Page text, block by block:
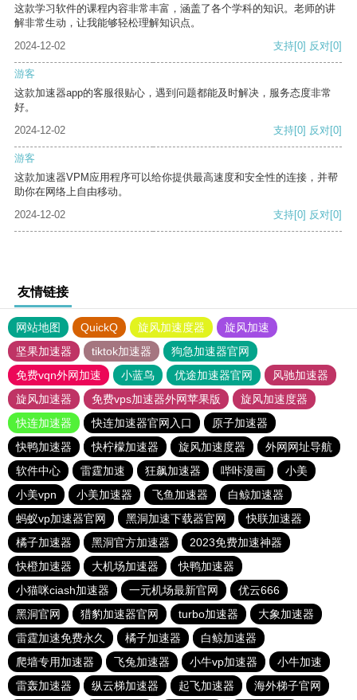
这款学习软件的课程内容非常丰富，涵盖了各个学科的知识。老师的讲
解非常生动，让我能够轻松理解知识点。
2024-12-02
支持[0] 反对[0]
游客
这款加速器app的客服很贴心，遇到问题都能及时解决，服务态度非常
好。
2024-12-02
支持[0] 反对[0]
游客
这款加速器VPM应用程序可以给你提供最高速度和安全性的连接，并帮
助你在网络上自由移动。
2024-12-02
支持[0] 反对[0]
友情链接
网站地图 QuickQ 旋风加速度器
旋风加速
坚果加速器
tiktok加速器
狗急加速器官网
免费vqn外网加速
小蓝鸟 优途加速器官网
风驰加速器
旋风加速器
免费vps加速器外网苹果版
旋风加速度器
快连加速器
快连加速器官网入口
原子加速器
快鸭加速器
快柠檬加速器 旋风加速度器
外网网址导航
软件中心
雷霆加速 狂飙加速器 哔咔漫画
小美
小美vpn
小美加速器 飞鱼加速器
白鲸加速器
蚂蚁vp加速器官网
黑洞加速下载器官网
快联加速器
橘子加速器
黑洞官方加速器
2023免费加速神器
快橙加速器
大机场加速器
快鸭加速器
小猫咪ciash加速器
一元机场最新官网
优云666
黑洞官网
猎豹加速器官网 turbo加速器
大象加速器
雷霆加速免费永久
橘子加速器
白鲸加速器
爬墙专用加速器
飞兔加速器 小牛vp加速器
小牛加速
雷轰加速器
纵云梯加速器 起飞加速器 海外梯子官网